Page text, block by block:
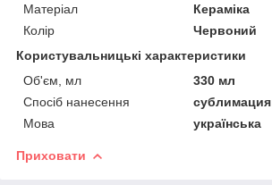
Матеріал
Кераміка
Колір
Червоний
Користувальницькі характеристики
Об'єм, мл
330 мл
Спосіб нанесення
сублимация
Мова
українська
Приховати